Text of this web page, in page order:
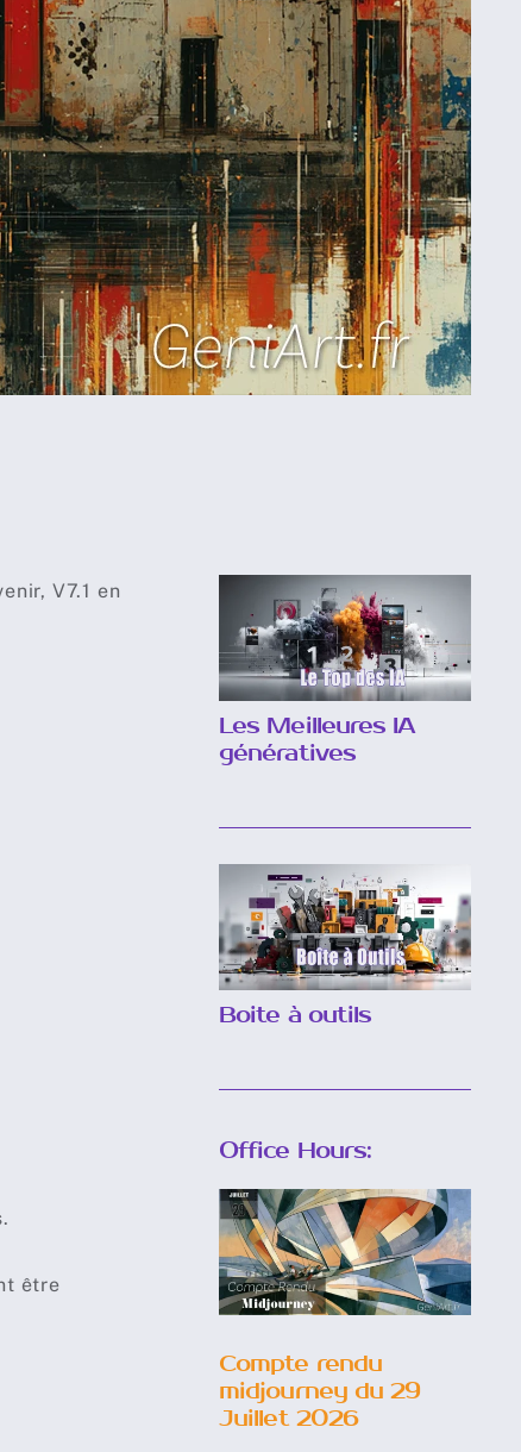
V7.1 en
être
Les Meilleures IA
génératives
Boite à outils
Office Hours:
Compte
rendu
midjourney
du 29 Juillet
2026
Compte rendu
midjourney du 29
Juillet 2026